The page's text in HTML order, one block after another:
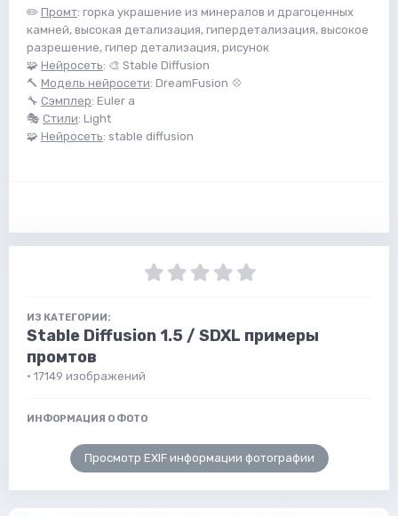
✏️ Промт: горка украшение из минералов и драгоценных
камней, высокая детализация, гипердетализация, высокое
разрешение, гипер детализация, рисунок
🧩 Нейросеть: 🎨 Stable Diffusion
🔨 Модель нейросети: DreamFusion 💠
🔧 Сэмплер: Euler a
🎭 Стили: Light
🧩 Нейросеть: stable diffusion
ИЗ КАТЕГОРИИ:
Stable Diffusion 1.5 / SDXL примеры
промтов
· 17149 изображений
ИНФОРМАЦИЯ О ФОТО
Просмотр EXIF информации фотографии